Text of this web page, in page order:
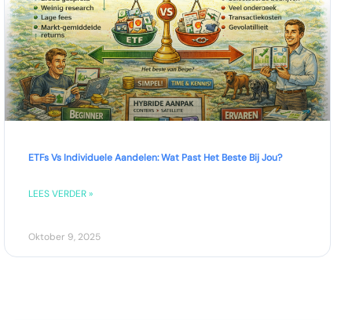
ETFs Vs Individuele Aandelen: Wat Past Het Beste Bij Jou?
LEES VERDER »
Oktober 9, 2025